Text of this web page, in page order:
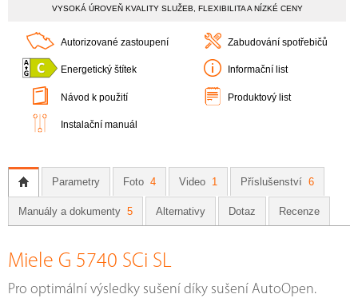
VYSOKÁ ÚROVEŇ KVALITY SLUŽEB, FLEXIBILITA A NÍZKÉ CENY
Autorizované zastoupení Zabudování spotřebičů
Energetický štítek Informační list
Návod k použití Produktový list
Instalační manuál
Parametry Foto 4 Video 1 Příslušenství 6
Manuály a dokumenty 5 Alternativy Dotaz Recenze
Miele G 5740 SCi SL
Pro optimální výsledky sušení díky sušení AutoOpen.